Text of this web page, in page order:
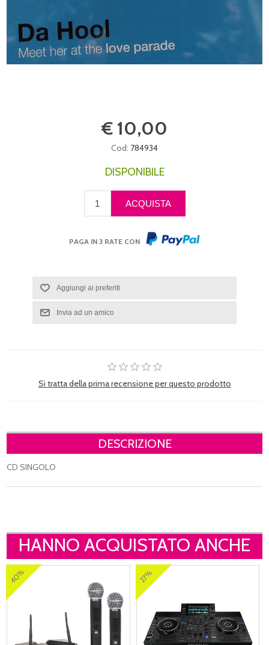
€ 10,00
Cod: 784934
DISPONIBILE
PAGA IN 3 RATE CON
Si tratta della prima recensione per questo prodotto
DESCRIZIONE
CD SINGOLO
HANNO ACQUISTATO ANCHE
40% 27%